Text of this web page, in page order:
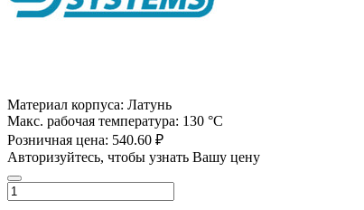
Материал корпуса: Латунь
Макс. рабочая температура: 130 °С
Розничная цена: 540.60 ₽
Авторизуйтесь, чтобы узнать Вашу цену